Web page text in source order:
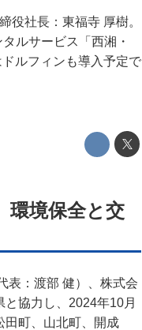
役社長：東福寺 厚樹。
ルサービス「西湘・
ルフィンも導入予定で
環境保全と交
表：渡部 健）、株式会
協力し、2024年10月
田町、山北町、開成